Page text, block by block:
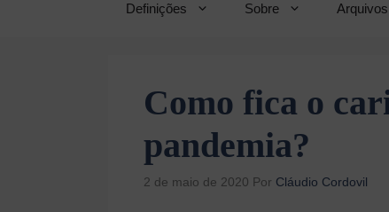
Definições Sobre Arquivos
Como fica o
pandemia?
2 de maio de 2020 Por Cláudio Cordovil